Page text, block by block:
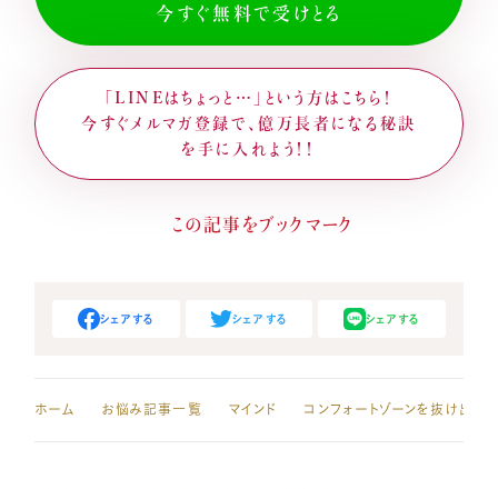
今すぐ無料で受けとる
「LINEはちょっと…」という方はこちら！
今すぐメルマガ登録で、億万長者になる秘訣
を手に入れよう！！
シェアする シェアする シェアする
ホーム お悩み記事一覧 マインド